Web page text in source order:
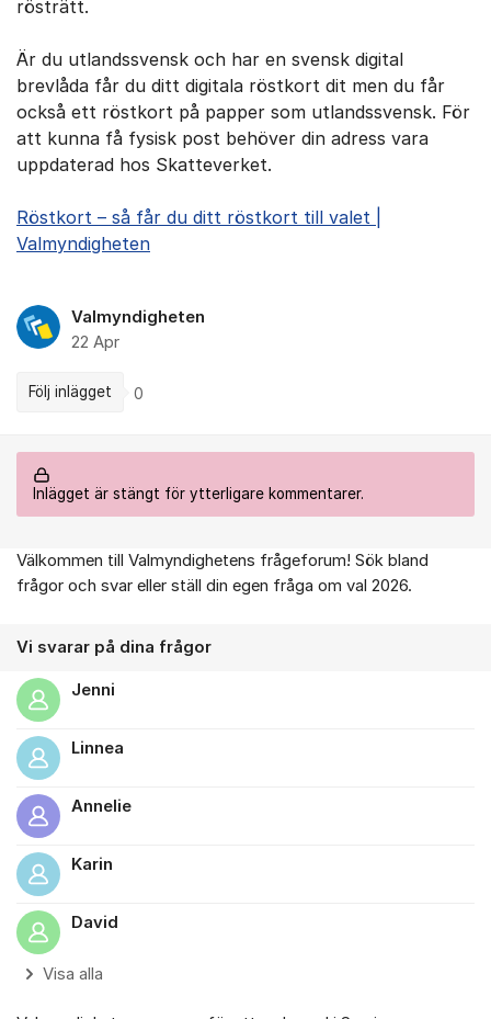
rösträtt.
Är du utlandssvensk och har en svensk digital
brevlåda får du ditt digitala röstkort dit men du får
också ett röstkort på papper som utlandssvensk. För
att kunna få fysisk post behöver din adress vara
uppdaterad hos Skatteverket.
Röstkort – så får du ditt röstkort till valet |
Valmyndigheten
Valmyndigheten
22 Apr
Följ inlägget 0
Inlägget är stängt för ytterligare kommentarer.
Om forumet
Välkommen till Valmyndighetens frågeforum! Sök bland
frågor och svar eller ställ din egen fråga om val 2026.
Vi svarar på dina frågor
Jenni
Linnea
Annelie
Karin
David
Visa alla